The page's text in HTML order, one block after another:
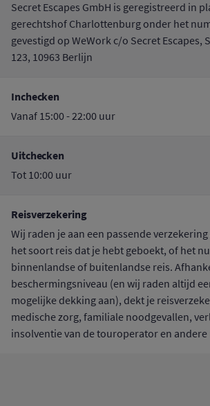
Secret Escapes GmbH is geregistreerd in
gerechtshof Charlottenburg onder het
gevestigd op WeWork c/o Secret Escapes,
123, 10963 Berlijn
Inchecken
Vanaf 15:00 - 22:00 uur
Uitchecken
Tot 10:00 uur
Reisverzekering
Wij raden je aan een passende
het soort reis dat je hebt geboekt, of het
binnenlandse of buitenlandse reis.
beschermingsniveau (en wij raden altijd
mogelijke dekking aan), dekt je
medische zorg, familiale noodgevallen,
insolventie van de touroperator en andere